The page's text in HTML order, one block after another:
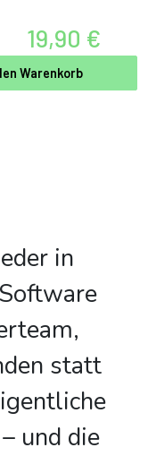
19,90 €
Warenkorb
in
statt
und die